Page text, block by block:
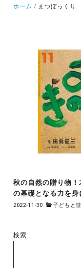
ホーム まつぼっくり
秋の自然の贈り物
の基礎となる力を身
2022-11-30 子どもと
検索